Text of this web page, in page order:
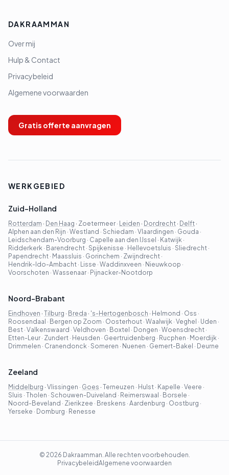
DAKRAAMMAN
Over mij
Hulp & Contact
Privacybeleid
Algemene voorwaarden
Gratis offerte aanvragen
WERKGEBIED
Zuid-Holland
Rotterdam · Den Haag · Zoetermeer · Leiden · Dordrecht · Delft ·
Alphen aan den Rijn · Westland · Schiedam · Vlaardingen · Gouda ·
Leidschendam-Voorburg · Capelle aan den IJssel · Katwijk ·
Ridderkerk · Barendrecht · Spijkenisse · Hellevoetsluis · Sliedrecht ·
Papendrecht · Maassluis · Gorinchem · Zwijndrecht ·
Hendrik-Ido-Ambacht · Lisse · Waddinxveen · Nieuwkoop ·
Voorschoten · Wassenaar · Pijnacker-Nootdorp
Noord-Brabant
Eindhoven · Tilburg · Breda · 's-Hertogenbosch · Helmond · Oss ·
Roosendaal · Bergen op Zoom · Oosterhout · Waalwijk · Veghel · Uden ·
Best · Valkenswaard · Veldhoven · Boxtel · Dongen · Woensdrecht ·
Etten-Leur · Zundert · Heusden · Geertruidenberg · Rucphen · Moerdijk ·
Drimmelen · Cranendonck · Someren · Nuenen · Gemert-Bakel · Deurne
Zeeland
Middelburg · Vlissingen · Goes · Terneuzen · Hulst · Kapelle · Veere ·
Sluis · Tholen · Schouwen-Duiveland · Reimerswaal · Borsele ·
Noord-Beveland · Zierikzee · Breskens · Aardenburg · Oostburg ·
Yerseke · Domburg · Renesse
© 2026 Dakraamman. Alle rechten voorbehouden.
PrivacybeleidAlgemene voorwaarden